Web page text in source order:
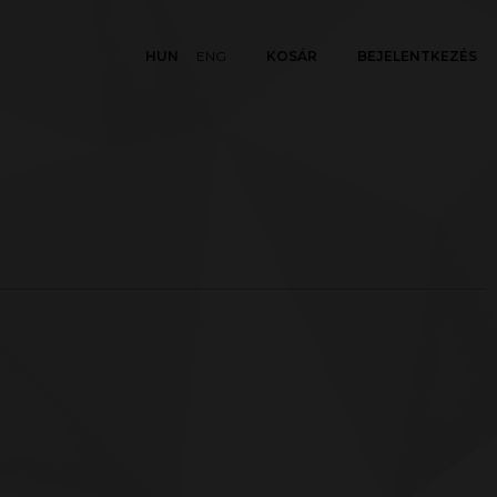
HUN ENG KOSÁR BEJELENTKEZÉS